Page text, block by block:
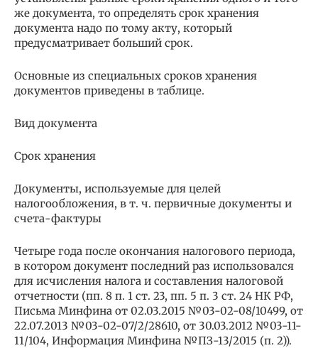
же документа, то определять срок хранения
документа надо по тому акту, который
предусматривает больший срок.
Основные из специальных сроков хранения
документов приведены в таблице.
Вид документа
Срок хранения
Документы, используемые для целей
налогообложения, в т. ч. первичные документы и
счета-фактуры
Четыре года после окончания налогового периода,
в котором документ последний раз использовался
для исчисления налога и составления налоговой
отчетности (пп. 8 п. 1 ст. 23, пп. 5 п. 3 ст. 24 НК РФ,
Письма Минфина от 02.03.2015 №03-02-08/10499, от
22.07.2013 №03-02-07/2/28610, от 30.03.2012 №03-11-
11/104, Информация Минфина №ПЗ-13/2015 (п. 2)).